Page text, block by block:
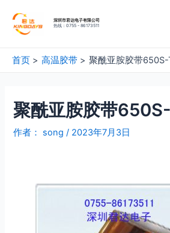
深圳市君达电子有限公司
热线：0755 - 86173511
首页 高温胶带 聚酰亚胺胶带650S-
聚酰亚胺胶带
作者： song/ 2023年7月3日